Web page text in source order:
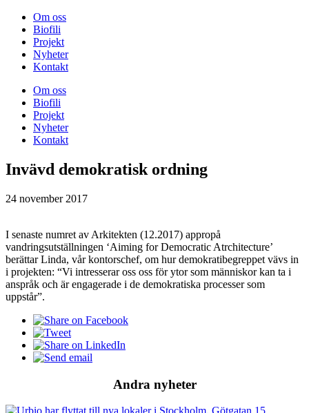
Om oss
Biofili
Projekt
Nyheter
Kontakt
Om oss
Biofili
Projekt
Nyheter
Kontakt
Invävd demokratisk ordning
24 november 2017
I senaste numret av Arkitekten (12.2017) appropå
vandringsutställningen ‘Aiming for Democratic Atrchitecture’
berättar Linda, vår kontorschef, om hur demokratibegreppet vävs in
i projekten: “Vi intresserar oss oss för ytor som människor kan ta i
anspråk och är engagerade i de demokratiska processer som
uppstår”.
Andra nyheter